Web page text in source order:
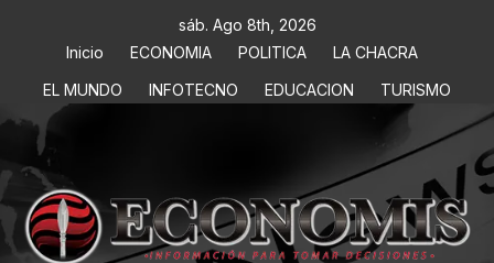
sáb. Ago 8th, 2026
Inicio
ECONOMIA POLITICA
LA CHACRA
EL MUNDO
INFOTECNO EDUCACION TURISMO